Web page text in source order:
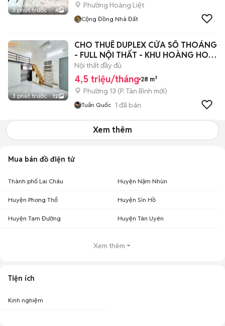
3 phút trước 4
Phường Hoàng Liệt
Cộng Đồng Nhà Đất
3 phút trước 12
CHO THUÊ DUPLEX CỬA SỔ THOÁNG
- FULL NỘI THẤT - KHU HOÀNG HOA
THÁM
Nội thất đầy đủ
4,5 triệu/tháng 28 m²
Phường 13 (P. Tân Bình mới)
Tuấn Quốc 1 đã bán
Xem thêm
Mua bán đồ điện tử
Thành phố Lai Châu Huyện Nậm Nhùn
Huyện Phong Thổ Huyện Sìn Hồ
Huyện Tam Đường Huyện Tân Uyên
Xem thêm
Tiện ích
Kinh nghiệm